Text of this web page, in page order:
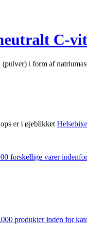
C-
i form af
er i øjeblikket
forskellige varer
produkter inden for